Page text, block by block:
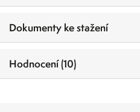
Dokumenty ke stažení
Hodnocení (10)